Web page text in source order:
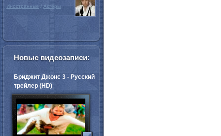
Иностранные / Актёры
Новые видеозаписи:
Бриджит Джонс 3 - Русский
трейлер (HD)